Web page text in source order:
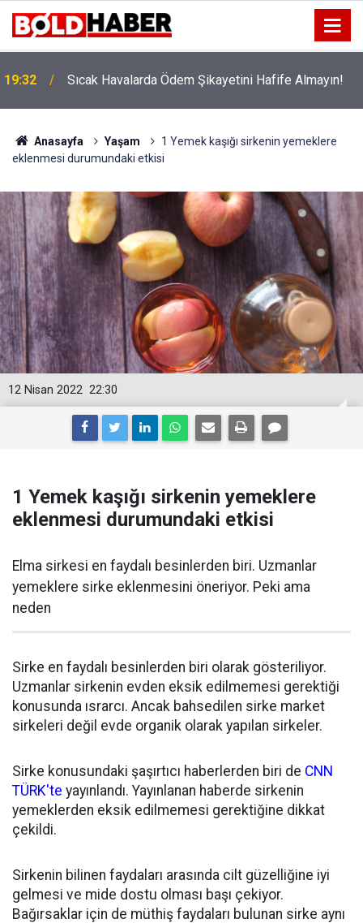
19:32 Sıcak Havalarda Ödem Şikayetini Hafife Almayın!
Anasayfa Yaşam
1 Yemek kaşığı sirkenin yemeklere
eklenmesi durumundaki etkisi
22:30
12 Nisan 2022
1 Yemek kaşığı sirkenin yemeklere
eklenmesi durumundaki etkisi
Elma sirkesi en faydalı besinlerden biri. Uzmanlar
yemeklere sirke eklenmesini öneriyor. Peki ama
neden
Sirke en faydalı besinlerden biri olarak gösteriliyor.
Uzmanlar sirkenin evden eksik edilmemesi gerektiği
konusunda ısrarcı. Ancak bahsedilen sirke market
sirkeleri değil evde organik olarak yapılan sirkeler.
Sirke konusundaki şaşırtıcı haberlerden biri de CNN
TÜRK'te yayınlandı. Yayınlanan haberde sirkenin
yemeklerden eksik edilmemesi gerektiğine dikkat
çekildi.
Sirkenin bilinen faydaları arasında cilt güzelliğine iyi
gelmesi ve mide dostu olması başı çekiyor.
Bağırsaklar için de müthiş faydaları bulunan sirke aynı